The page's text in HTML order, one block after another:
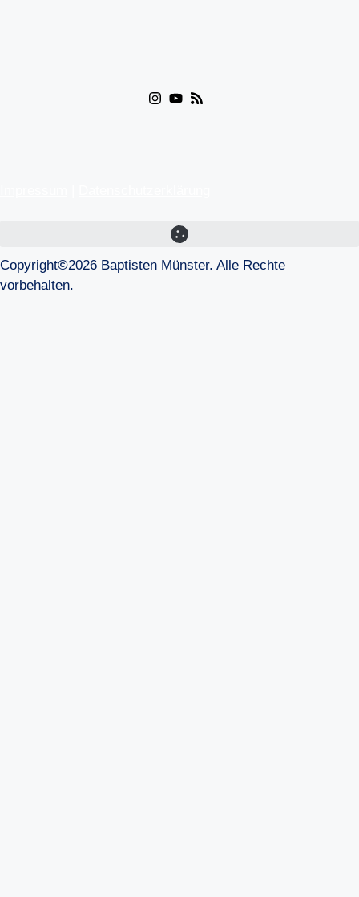
Copyright©2026 Baptisten Münster. Alle Rechte
vorbehalten.